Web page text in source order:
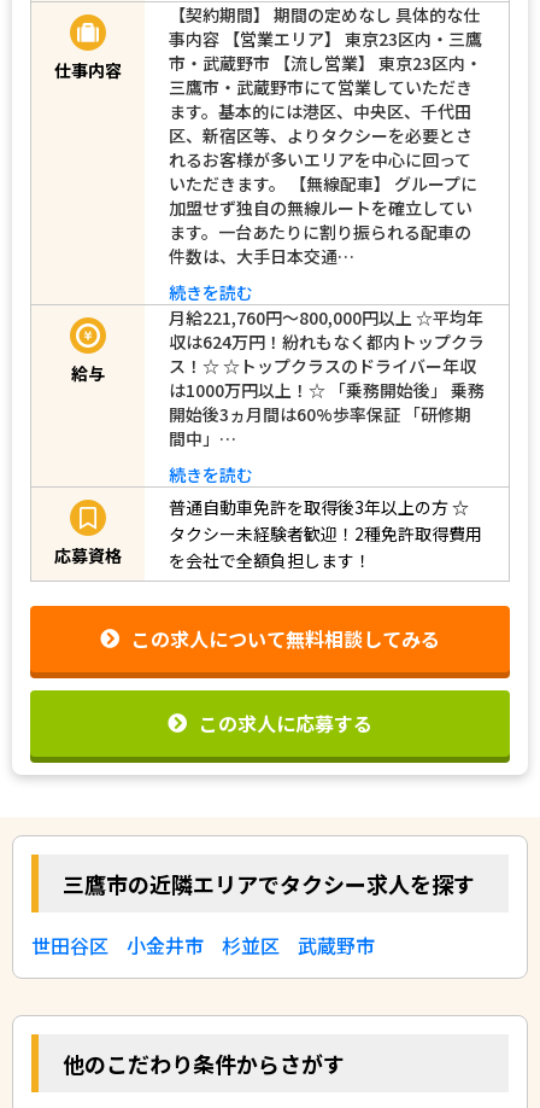
仕事内容
【契約期間】 期間の定めなし 具体的な仕
事内容 【営業エリア】 東京23区内・三鷹
市・武蔵野市 【流し営業】 東京23区内・
三鷹市・武蔵野市にて営業していただき
ます。基本的には港区、中央区、千代田
区、新宿区等、よりタクシーを必要とさ
れるお客様が多いエリアを中心に回って
いただきます。 【無線配車】 グループに
加盟せず独自の無線ルートを確立してい
ます。一台あたりに割り振られる配車の
件数は、大手日本交通…
続きを読む
給与
月給221,760円〜800,000円以上 ☆平均年
収は624万円！紛れもなく都内トップクラ
ス！☆ ☆トップクラスのドライバー年収
は1000万円以上！☆ 「乗務開始後」 乗務
開始後3ヵ月間は60%歩率保証 「研修期
間中」…
続きを読む
応募資格
普通自動車免許を取得後3年以上の方☆
タクシー未経験者歓迎！2種免許取得費用
を会社で全額負担します！
この求人について無料相談してみる
この求人に応募する
三鷹市の近隣エリアでタクシー求人を探す
世田谷区 小金井市 杉並区 武蔵野市
他のこだわり条件からさがす